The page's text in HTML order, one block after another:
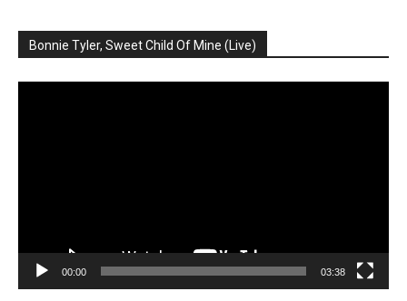
Bonnie Tyler, Sweet Child Of Mine (Live)
00:00 03:38